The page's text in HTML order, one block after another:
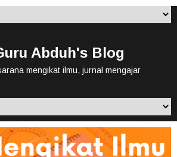
Abduh's Blog
mengikat ilmu, jurnal mengajar